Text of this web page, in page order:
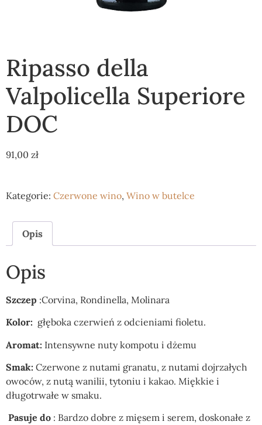
Ripasso della
Valpolicella Superiore
DOC
91,00 zł
Kategorie: Czerwone wino, Wino w butelce
Opis
Opis
Szczep :Corvina, Rondinella, Molinara
Kolor: głęboka czerwień z odcieniami fioletu.
Aromat: Intensywne nuty kompotu i dżemu
Smak: Czerwone z nutami granatu, z nutami dojrzałych
owoców, z nutą wanilii, tytoniu i kakao. Miękkie i
długotrwałe w smaku.
Pasuje do : Bardzo dobre z mięsem i serem, doskonałe z